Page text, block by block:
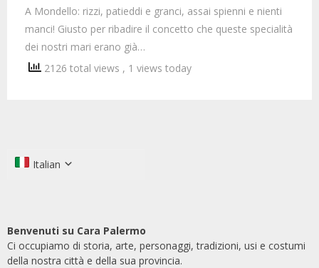
A Mondello: rizzi, patieddi e granci, assai spienni e nienti
manci! Giusto per ribadire il concetto che queste specialità
dei nostri mari erano già…
2126 total views , 1 views today
Italian
Benvenuti su Cara Palermo
Ci occupiamo di storia, arte, personaggi, tradizioni, usi e costumi
della nostra città e della sua provincia.